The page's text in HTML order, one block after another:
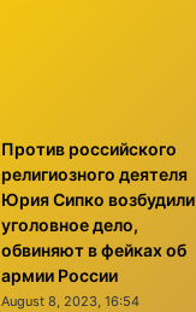
Против российского
религиозного деятеля
Юрия Сипко возбудили
уголовное дело,
обвиняют в фейках об
армии России
August 8, 2023, 16:54